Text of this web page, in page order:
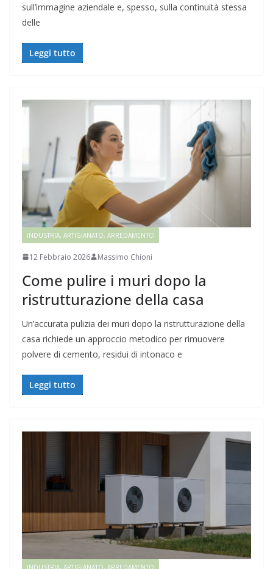
sull’immagine aziendale e, spesso, sulla continuità stessa
delle
Leggi tutto
INDUSTRIA, ARTIGIANATO, ARREDAMENTO
12 Febbraio 2026 Massimo Chioni
Come pulire i muri dopo la
ristrutturazione della casa
Un’accurata pulizia dei muri dopo la ristrutturazione della
casa richiede un approccio metodico per rimuovere
polvere di cemento, residui di intonaco e
Leggi tutto
INDUSTRIA, ARTIGIANATO, ARREDAMENTO